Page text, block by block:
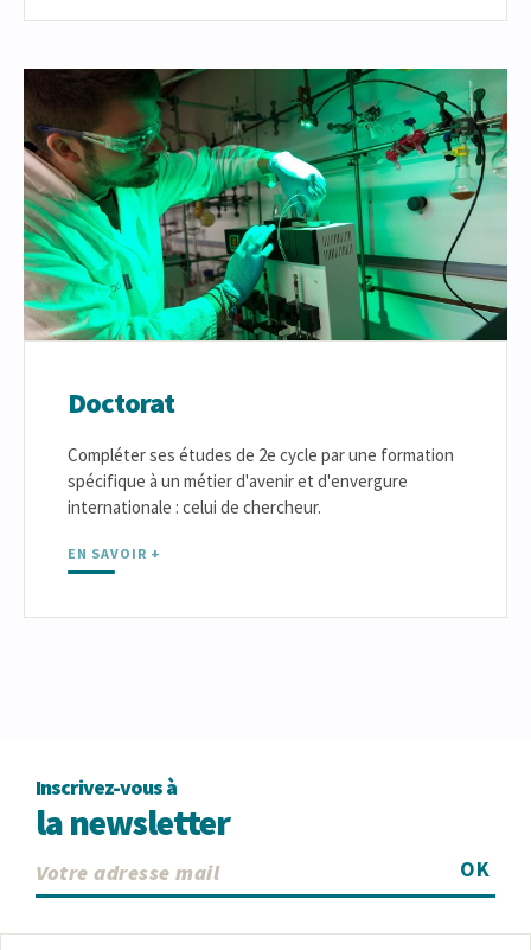
Doctorat
Compléter ses études de 2e cycle par une formation
spécifique à un métier d'avenir et d'envergure
internationale : celui de chercheur.
EN SAVOIR +
Inscrivez-vous à
la newsletter
OK